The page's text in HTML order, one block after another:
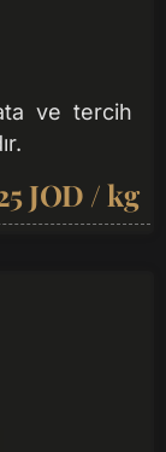
ve tercih
JOD / kg